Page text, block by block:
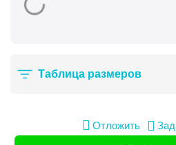
Таблица размеров
Отложить